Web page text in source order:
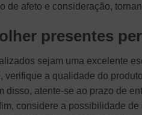
de afeto e consideração,
presentes
sejam uma excelente
verifique a qualidade do
disso, atente-se ao prazo de
considere a possibilidade